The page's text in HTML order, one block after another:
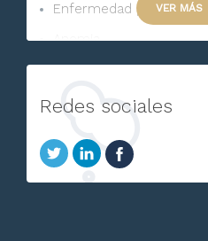
Enfermedad pulmonar
Anemia
Incontinencia urinaria
Calambres
Neuritis post-herpética
VER MÁS
Redes sociales